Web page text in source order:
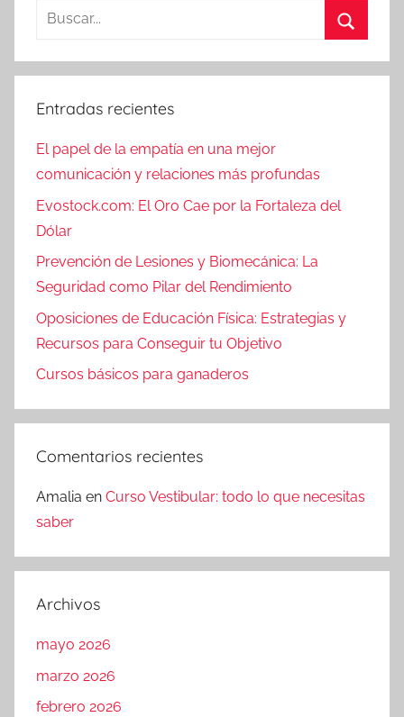
Buscar:
Entradas recientes
El papel de la empatía en una mejor
comunicación y relaciones más profundas
Evostock.com: El Oro Cae por la Fortaleza del
Dólar
Prevención de Lesiones y Biomecánica: La
Seguridad como Pilar del Rendimiento
Oposiciones de Educación Física: Estrategias y
Recursos para Conseguir tu Objetivo
Cursos básicos para ganaderos
Comentarios recientes
Amalia en Curso Vestibular: todo lo que necesitas
saber
Archivos
mayo 2026
marzo 2026
febrero 2026